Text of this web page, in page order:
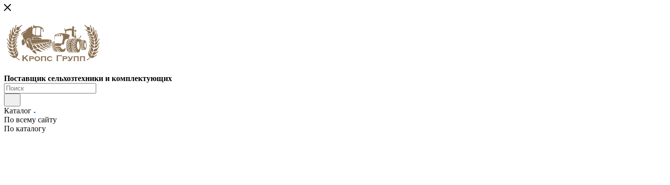
Поставщик сельхозтехники и комплектующих
Каталог
По всему сайту
По каталогу